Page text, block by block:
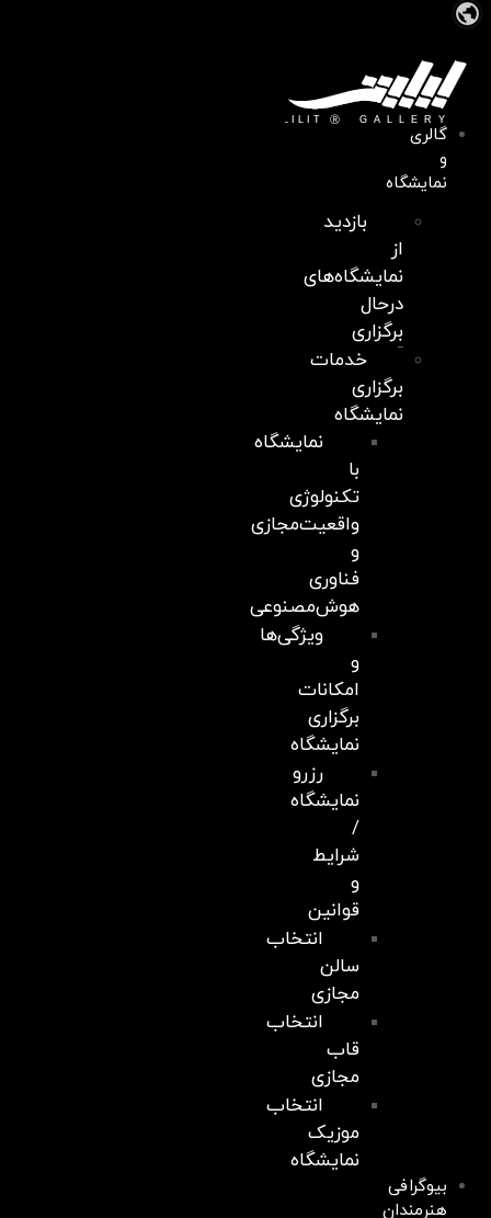
Skip
content
گالری
و
نمایشگاه
بازدید
از
نمایشگاه‌های
درحال
برگزاری
خدمات
برگزاری
نمایشگاه
نمایشگاه
با
تکنولوژی
واقعیت‌مجازی
و
فناوری
هوش‌مصنوعی
ویژگی‌ها
و
امکانات
برگزاری
نمایشگاه
رزرو
نمایشگاه
/
شرایط
و
قوانین
انتخاب
سالن
مجازی
انتخاب
قاب
مجازی
انتخاب
موزیک
نمایشگاه
بیوگرافی
هنرمندان